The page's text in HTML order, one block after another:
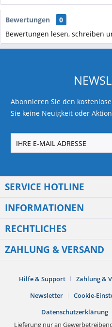
Bewertungen
0
Bewertungen lesen, schreiben
Abonnieren Sie den
Sie keine Neuigkeit oder
SERVICE HOTLINE
INFORMATIONEN
RECHTLICHES
ZAHLUNG & VERSAND
Hilfe & Support Zahlung &
Newsletter
Cookie-
Datenschutzerklärung
Lieferung nur an